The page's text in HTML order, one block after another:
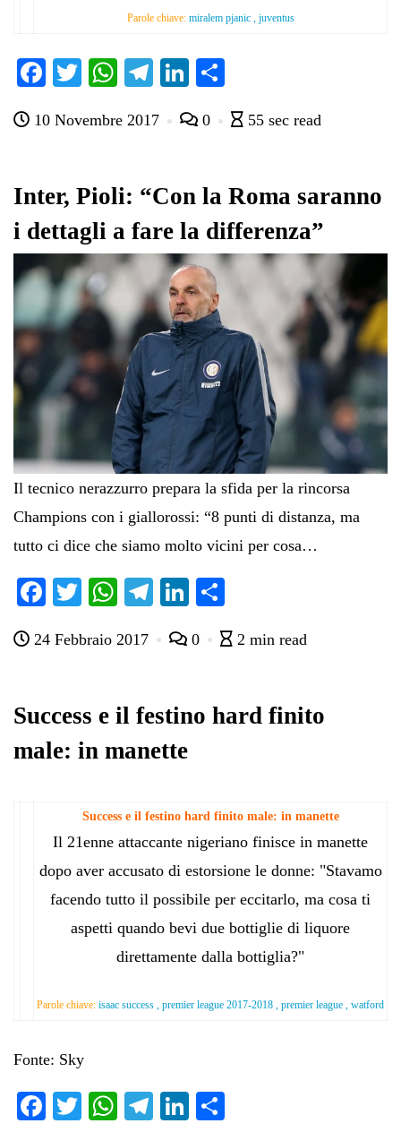
Parole chiave: miralem pjanic , juventus
Fa
bo
T
tte
W
ts
pp
Te
gr
m
Li
ed
di
di
10 Novembre 2017 0 55 sec read
Inter, Pioli: “Con la Roma saranno
i dettagli a fare la differenza”
Il tecnico nerazzurro prepara la sfida per la rincorsa
Champions con i giallorossi: “8 punti di distanza, ma
tutto ci dice che siamo molto vicini per cosa…
Fa
bo
T
tte
W
ts
pp
Te
gr
m
Li
ed di
di
24 Febbraio 2017 0 2 min read
Success e il festino hard finito
male: in manette
Success e il festino hard finito male: in manette
Il 21enne attaccante nigeriano finisce in manette
dopo aver accusato di estorsione le donne: "Stavamo
facendo tutto il possibile per eccitarlo, ma cosa ti
aspetti quando bevi due bottiglie di liquore
direttamente dalla bottiglia?"
Parole chiave: isaac success , premier league 2017-2018 , premier league , watford
Fonte: Sky
Fa T
W
Te
Li